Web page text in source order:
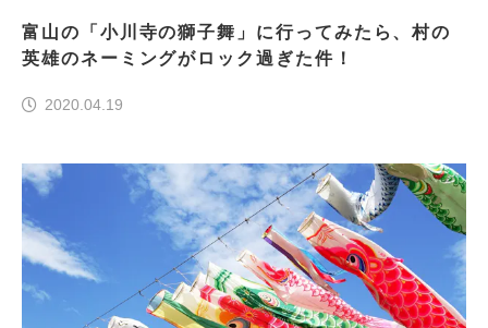
富山の「小川寺の獅子舞」に行ってみたら、村の
英雄のネーミングがロック過ぎた件！
2020.04.19